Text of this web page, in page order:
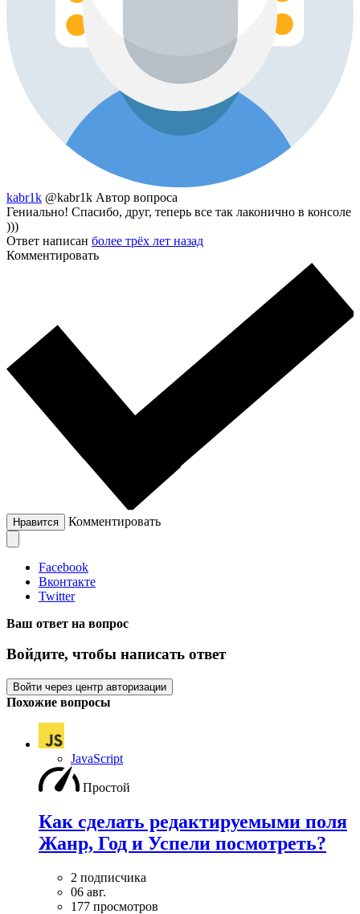
kabr1k @kabr1k Автор вопроса
Гениально! Спасибо, друг, теперь все так лаконично в консоле
)))
Ответ написан более трёх лет назад
Комментировать
Нравится Комментировать
Facebook
Вконтакте
Twitter
Ваш ответ на вопрос
Войдите, чтобы написать ответ
Войти через центр авторизации
Похожие вопросы
JavaScript
Простой
Как сделать редактируемыми поля
Жанр, Год и Успели посмотреть?
2 подписчика
06 авг.
177 просмотров